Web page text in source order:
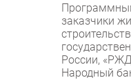
заказчики
России,
Народный